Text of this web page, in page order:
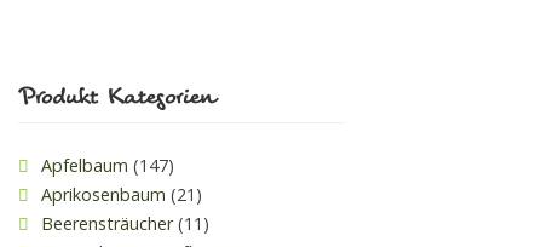
Produkt Kategorien
Apfelbaum (147)
Aprikosenbaum (21)
Beerensträucher (11)